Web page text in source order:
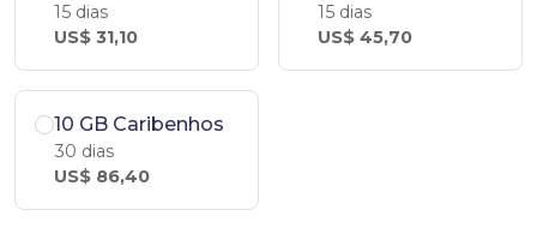
15 dias
US$ 31,10
15 dias
US$ 45,70
10 GB Caribenhos
30 dias
US$ 86,40